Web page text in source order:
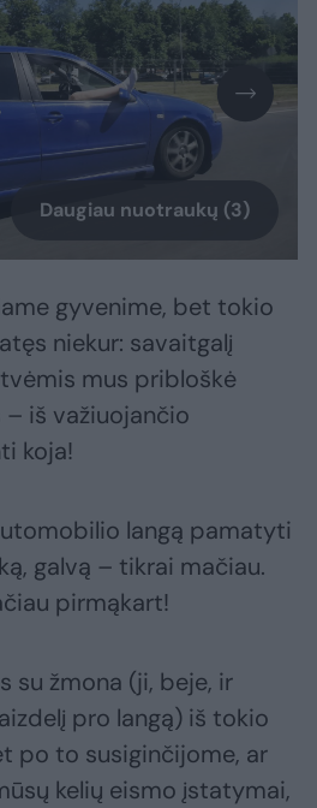
Daugiau nuotraukų (3)
gyvenime, bet tokio
niekur: savaitgalį
mus pribloškė
iš važiuojančio
koja!
langą pamatyti
galvą – tikrai mačiau.
pirmąkart!
su žmona (ji, beje, ir
pro langą) iš tokio
po to susiginčijome, ar
kelių eismo įstatymai,